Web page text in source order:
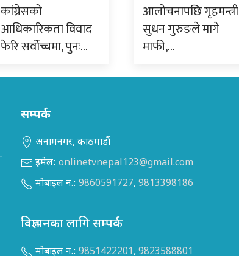
कांग्रेसको
आधिकारिकता विवाद
फेरि सर्वोच्चमा, पुनः…
आलोचनापछि गृहमन्त्री
सुधन गुरुङले मागे
माफी,…
सम्पर्क
अनामनगर, काठमाडौं
इमेल: onlinetvnepal123@gmail.com
मोबाइल न.: 9860591727, 9813398186
विज्ञापनका लागि सम्पर्क
मोबाइल न.: 9851422201, 9823588801